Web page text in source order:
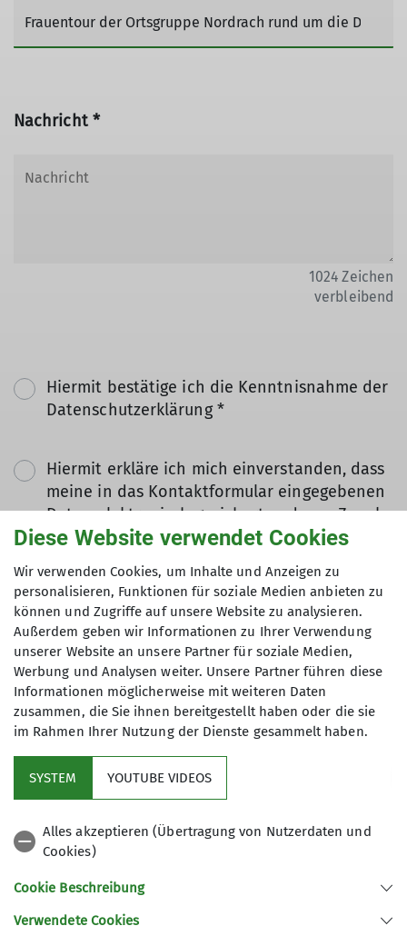
Nachricht *
1024 Zeichen
verbleibend
Hiermit bestätige ich die Kenntnisnahme der
Datenschutzerklärung *
Hiermit erkläre ich mich einverstanden, dass
meine in das Kontaktformular eingegebenen
Daten elektronisch gesichert und zum Zweck
der Kontaktaufnahme verarbeitet und
meine Einwilligung jederzeit wiederrufen
kann. *
Mit (*) markierte Felder
sind Pflichtfelder
Absenden
Diese Website verwendet Cookies
Wir verwenden Cookies, um Inhalte und Anzeigen zu
personalisieren, Funktionen für soziale Medien anbieten zu
können und Zugriffe auf unsere Website zu analysieren.
Außerdem geben wir Informationen zu Ihrer Verwendung
unserer Website an unsere Partner für soziale Medien,
Werbung und Analysen weiter. Unsere Partner führen diese
Informationen möglicherweise mit weiteren Daten
zusammen, die Sie ihnen bereitgestellt haben oder die sie
im Rahmen Ihrer Nutzung der Dienste gesammelt haben.
SYSTEM YOUTUBE VIDEOS
Alles akzeptieren (Übertragung von Nutzerdaten und
Cookies)
Cookie Beschreibung
Verwendete Cookies